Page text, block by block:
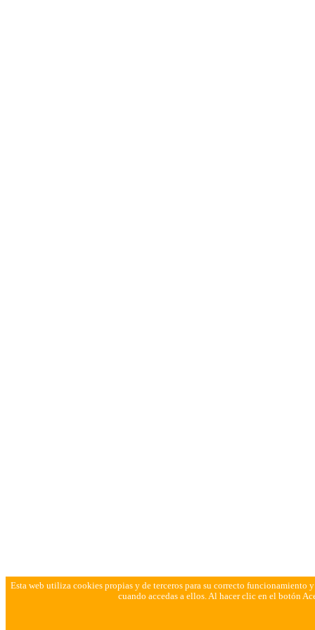
Esta web utiliza cookies propias y de terceros para su correcto funcionamiento
cuando accedas a ellos. Al hacer clic en el botón